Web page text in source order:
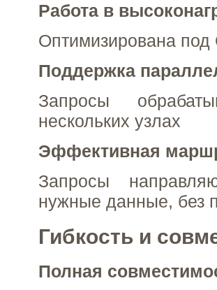
Работа в
Оптимизирована под
Поддержка
Запросы
нескольких узлах
Эффективная
Запросы
нужные данные, без
Гибкость и
Полная